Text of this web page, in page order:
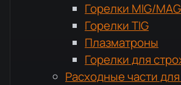
Горелки MIG/MAG
Горелки TIG
Плазматроны
Горелки для
Расходные части